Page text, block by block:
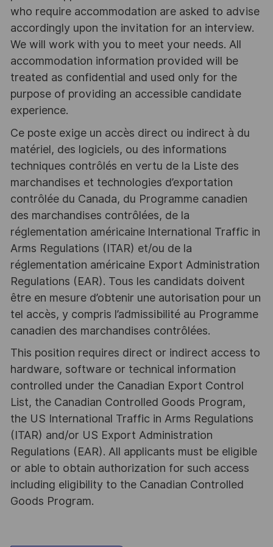
who require accommodation are asked to advise
accordingly upon the invitation for an interview.
We will work with you to meet your needs. All
accommodation information provided will be
treated as confidential and used only for the
purpose of providing an accessible candidate
experience.
Ce poste exige un accès direct ou indirect à du
matériel, des logiciels, ou des informations
techniques contrôlés en vertu de la Liste des
marchandises et technologies d’exportation
contrôlée du Canada, du Programme canadien
des marchandises contrôlées, de la
réglementation américaine lnternational Traffic in
Arms Regulations (ITAR) et/ou de la
réglementation américaine Export Administration
Regulations (EAR). Tous les candidats doivent
être en mesure d’obtenir une autorisation pour un
tel accès, y compris l’admissibilité au Programme
canadien des marchandises contrôlées.
This position requires direct or indirect access to
hardware, software or technical information
controlled under the Canadian Export Control
List, the Canadian Controlled Goods Program,
the US International Traffic in Arms Regulations
(ITAR) and/or US Export Administration
Regulations (EAR). All applicants must be eligible
or able to obtain authorization for such access
including eligibility to the Canadian Controlled
Goods Program.